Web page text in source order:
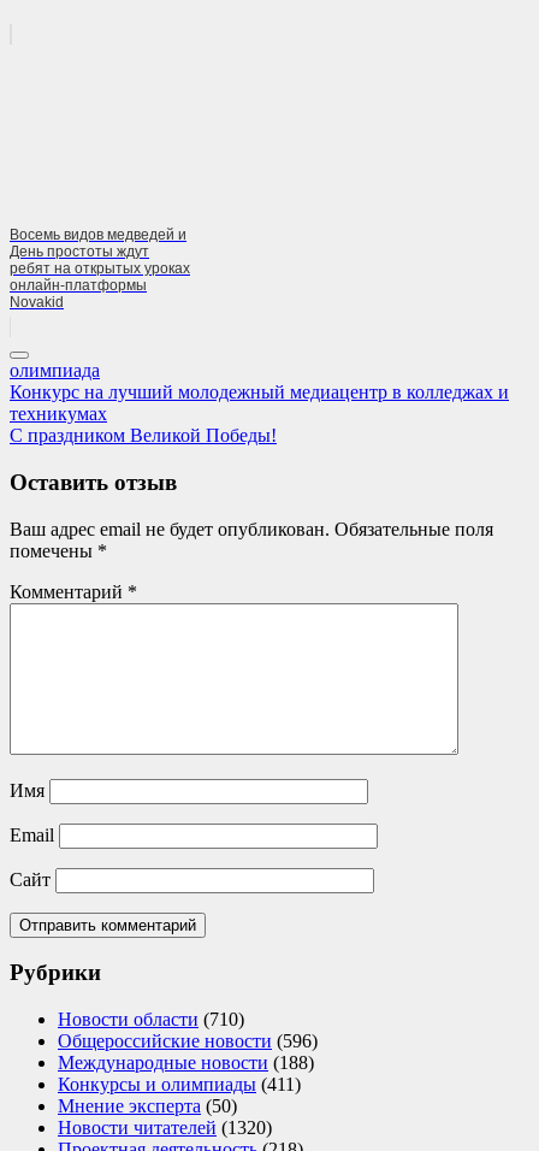
Восемь видов медведей и
День простоты ждут
ребят на открытых уроках
онлайн-платформы
Novakid
олимпиада
Навигация
по
Previous
Post:
Конкурс на лучший молодежный медиацентр в колледжах и
техникумах
Next
С праздником Великой Победы!
Оставить отзыв
Ваш адрес email не будет опубликован. Обязательные поля
помечены *
Комментарий *
Имя
Email
Сайт
Рубрики
Новости области (710)
Общероссийские новости (596)
Международные новости (188)
Конкурсы и олимпиады (411)
Мнение эксперта (50)
Новости читателей (1320)